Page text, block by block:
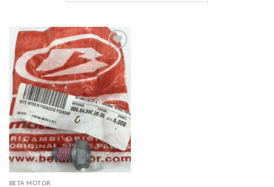
Aggiungi
alla lista
dei
desideri
BETA MOTOR